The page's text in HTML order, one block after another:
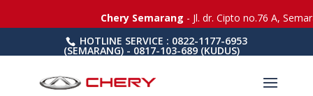
HOTLINE SERVICE : 0822-1177-6953
(SEMARANG) - 0817-103-689 (KUDUS)
Chery Semarang- Jl. dr. Cipto no.76 A,